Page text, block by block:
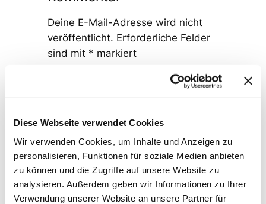
Diese Webseite verwendet Cookies
Wir verwenden Cookies, um Inhalte und Anzeigen zu
personalisieren, Funktionen für soziale Medien anbieten
zu können und die Zugriffe auf unsere Website zu
analysieren. Außerdem geben wir Informationen zu Ihrer
Verwendung unserer Website an unsere Partner für
Deine E-Mail-Adresse wird nicht
veröffentlicht. Erforderliche Felder
sind mit * markiert
Name *